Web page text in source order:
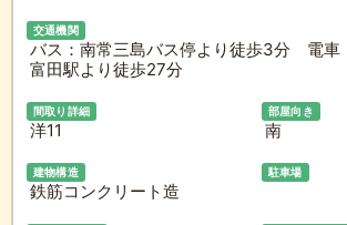
交通機関
バス：南常三島バス停より徒歩3分 電車
富田駅より徒歩27分
間取り詳細
洋11
部屋向き
南
建物構造
鉄筋コンクリート造
駐車場